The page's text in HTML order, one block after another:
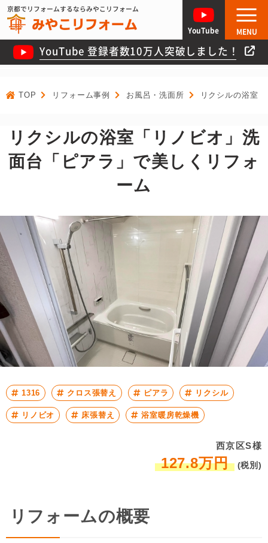
京都でリフォームするならみやこリフォーム
YouTube 登録者数10万人突破しました！
YouTube MENU
TOP リフォーム事例 お風呂・洗面所 リクシルの浴室
リクシルの浴室「リノビオ」洗
面台「ピアラ」で美しくリフォ
ーム
1316 クロス張替え ピアラ リクシル
リノビオ 床張替え 浴室暖房乾燥機
西京区S様
127.8万円 (税別)
リフォームの概要